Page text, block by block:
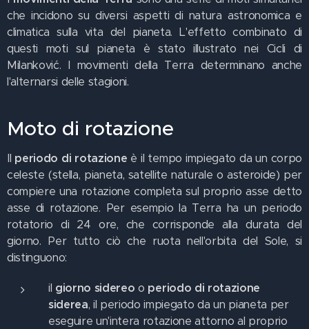
che incidono su diversi aspetti di natura astronomica e
climatica sulla vita del pianeta. L'effetto combinato di
questi moti sul pianeta è stato illustrato nei Cicli di
Milanković. I movimenti della Terra determinano anche
l'alternarsi delle stagioni.
Moto di rotazione
Il periodo di rotazione è il tempo impiegato da un corpo
celeste (stella, pianeta, satellite naturale o asteroide) per
compiere una rotazione completa sul proprio asse detto
asse di rotazione. Per esempio la Terra ha un periodo
rotatorio di 24 ore, che corrisponde alla durata del
giorno. Per tutto ciò che ruota nell'orbita del Sole, si
distinguono:
il giorno sidereo o periodo di rotazione
siderea, il periodo impiegato da un pianeta per
eseguire un'intera rotazione attorno al proprio